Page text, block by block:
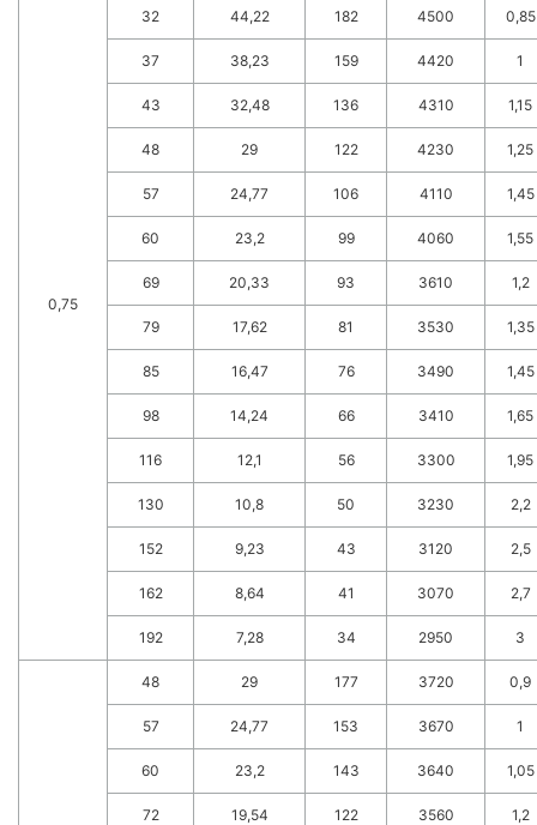
0,75
32 44,22 182 4500 0,85
37 38,23 159 4420 1
43 32,48 136 4310 1,15
48 29 122 4230 1,25
57 24,77 106 4110 1,45
60 23,2 99 4060 1,55
69 20,33 93 3610 1,2
79 17,62 81 3530 1,35
85 16,47 76 3490 1,45
98 14,24 66 3410 1,65
116 12,1 56 3300 1,95
130 10,8 50 3230 2,2
152 9,23 43 3120 2,5
162 8,64 41 3070 2,7
192 7,28 34 2950 3
48 29 177 3720 0,9
57 24,77 153 3670 1
60 23,2 143 3640 1,05
72 19,54 122 3560 1,2